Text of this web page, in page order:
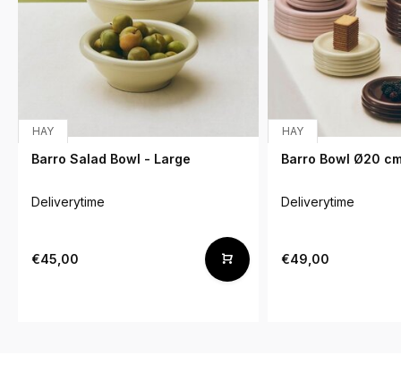
HAY
Barro Salad Bowl - Large
Deliverytime
€45,00
HAY
Barro Bowl Ø20
Deliverytime
€49,00